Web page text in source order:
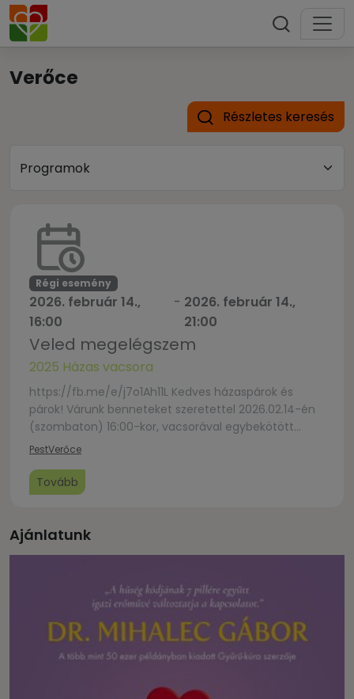
Verőce
Részletes keresés
Régi esemény
2026. február 14.,
16:00
- 2026. február 14.,
21:00
Veled megelégszem
2025 Házas vacsora
https://fb.me/e/j7o1Ah11L Kedves házaspárok és
párok! Várunk benneteket szeretettel 2026.02.14-én
(szombaton) 16:00-kor, vacsorával egybekötött
házas alkalmunkra! Előadó: Dr. Tapolyai Emőke, klinikai
Tapolyai Emőke Magyarországon, Európában és az
Amerikai Egyesült Államokban egyaránt elismert
szexuálpszichológus, felsővezetői coach, a
sáskák könyvek szerzője. Több […]
PestVerőce
Tovább
Ajánlatunk